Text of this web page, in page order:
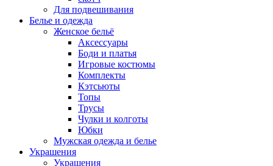
Для подвешивания
Белье и одежда
Женское бельё
Аксессуары
Боди и платья
Игровые костюмы
Комплекты
Кэтсьюты
Топы
Трусы
Чулки и колготы
Юбки
Мужская одежда и белье
Украшения
Украшения